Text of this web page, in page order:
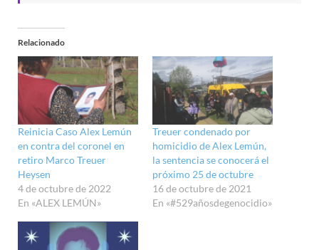
Relacionado
Reinicia Caso Alex Lemún
en contra del coronel en
retiro Marco Treuer
Heysen
4 de octubre de 2022
En «ALEX LEMÚN»
Treuer condenado por
homicidio de Alex Lemún,
la sentencia se conocerá el
próximo 25 de octubre
16 de octubre de 2021
En «#529añosdegenocidio»